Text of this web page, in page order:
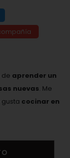
de aprender un
nuevas. Me
gusta cocinar en